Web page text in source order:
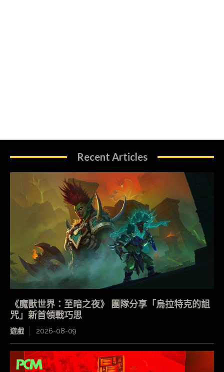
Recent Articles
《魔獸世界：至暗之夜》 團隊分享「烏拉特克的詛
咒」新首領戰巧思
遊戲 2026-08-09